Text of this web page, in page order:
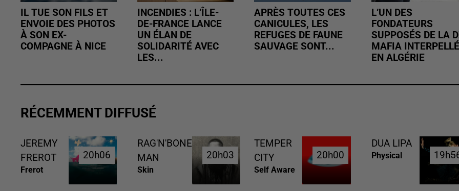
IL TUE SON FILS ET
ENVOIE DES PHOTOS
À SON EX-
COMPAGNE À NICE
INCENDIES : L’ÎLE-
DE-FRANCE LANCE
UN ÉLAN DE
SOLIDARITÉ AVEC
LES...
APRÈS TOUTES CES
CANICULES, LES
REFUGES DE FAUNE
SAUVAGE SONT...
L’UN DES
FONDATEURS
SUPPOSÉS DE LA
MAFIA INTERPELLÉ
EN ALGÉRIE
RÉCEMMENT DIFFUSÉ
JEREMY
FREROT
Frerot
20h06
20h06
RAG'N'BONE
MAN
Skin
20h03
20h03
TEMPER
CITY
Self Aware
20h00
20h00
DUA LIPA
Physical